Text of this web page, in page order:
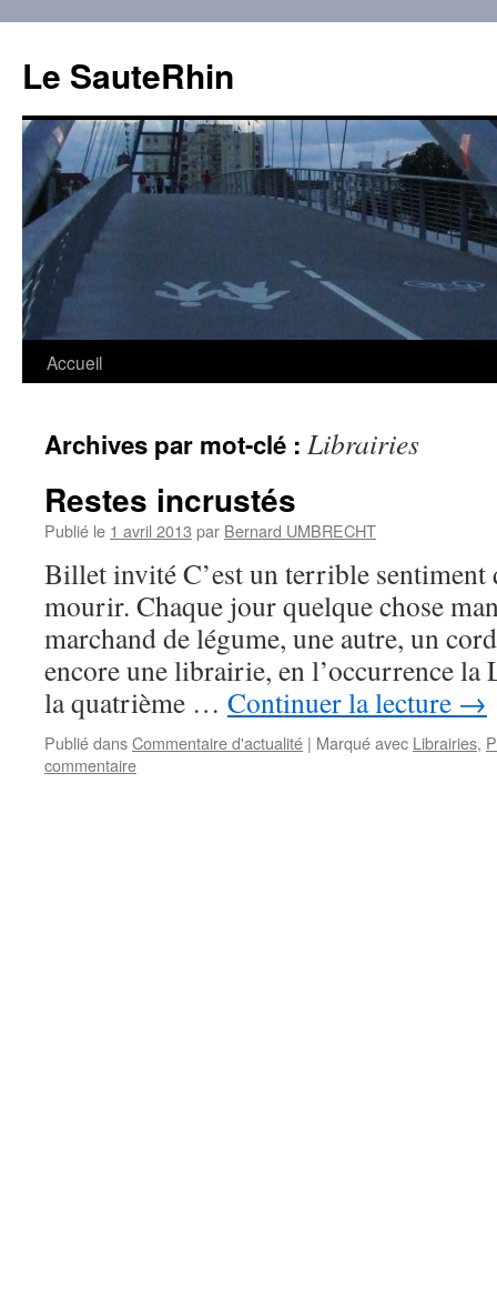
contenu
Le SauteRhin
Accueil
Archives par mot-clé : Librairies
Restes incrustés
Publié le 1 avril 2013 par Bernard UMBRECHT
Billet invité C’est un terrible
mourir. Chaque jour quelque chose
marchand de légume, une autre, un
encore une librairie, en l’occurrence
la quatrième … Continuer la lecture →
Publié dansCommentaire d'actualité | Marqué avec Librairies,
commentaire